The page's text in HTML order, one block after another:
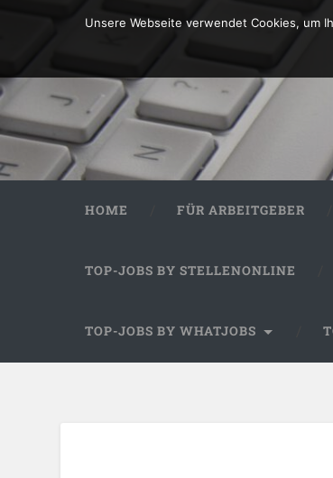
HOME FÜR ARBEITGEBER
TOP-JOBS BY STELLENONLINE
TOP-JOBS BY WHATJOBS
Unsere Webseite verwendet Cookies, um